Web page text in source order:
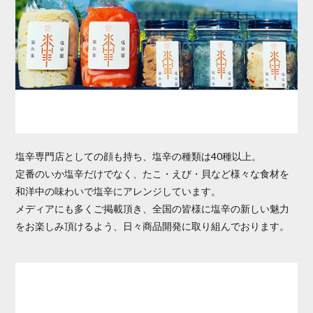
塩辛専門店としての顔も持ち、塩辛の種類は40種以上。
定番のいか塩辛だけでなく、たこ・えび・貝など様々な食材を
和洋中の味わいで塩辛にアレンジしています。
メディアにも多くご掲載頂き、全国の皆様に塩辛の新しい魅力
をお楽しみ頂けるよう、日々商品開発に取り組んでおります。